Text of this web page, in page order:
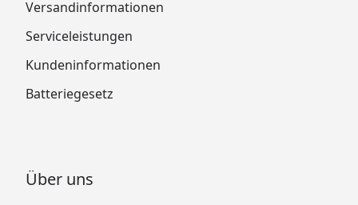
Versandinformationen
Serviceleistungen
Kundeninformationen
Batteriegesetz
Über uns